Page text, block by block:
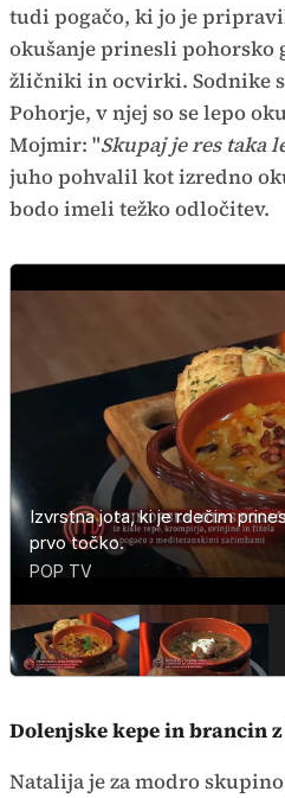
tudi pogačo, ki jo je
okušanje prinesli pohorsko
žličniki in ocvirki. Sodnike
Pohorje, v njej so se lepo
Mojmir: "Skupaj je res taka
juho pohvalil kot izredno
bodo imeli težko odločitev.
Izvrstna jota, ki je rdečim
prvo točko.
POP TV
Odlična gobova juha modre
skupine.
POP TV
Dolenjske kepe in brancin
Natalija je za modro